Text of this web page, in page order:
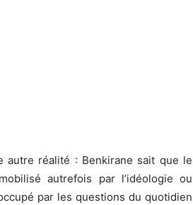
autre réalité : Benkirane sait que le
autrefois par l’idéologie ou
par les questions du quotidien